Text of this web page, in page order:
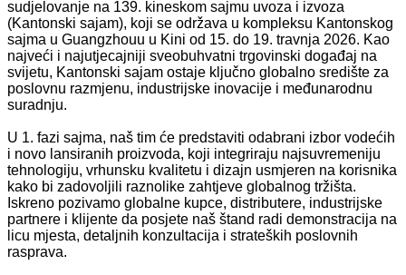
sudjelovanje na 139. kineskom sajmu uvoza i izvoza
(Kantonski sajam), koji se održava u kompleksu Kantonskog
sajma u Guangzhouu u Kini od 15. do 19. travnja 2026. Kao
najveći i najutjecajniji sveobuhvatni trgovinski događaj na
svijetu, Kantonski sajam ostaje ključno globalno središte za
poslovnu razmjenu, industrijske inovacije i međunarodnu
suradnju.
U 1. fazi sajma, naš tim će predstaviti odabrani izbor vodećih
i novo lansiranih proizvoda, koji integriraju najsuvremeniju
tehnologiju, vrhunsku kvalitetu i dizajn usmjeren na korisnika
kako bi zadovoljili raznolike zahtjeve globalnog tržišta.
Iskreno pozivamo globalne kupce, distributere, industrijske
partnere i klijente da posjete naš štand radi demonstracija na
licu mjesta, detaljnih konzultacija i strateških poslovnih
rasprava.